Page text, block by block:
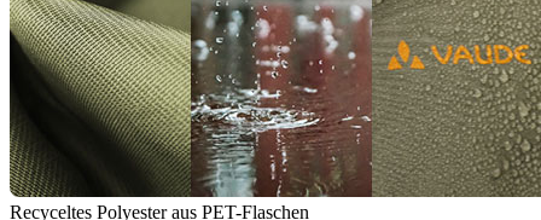
Recyceltes Polyester aus PET-Flaschen